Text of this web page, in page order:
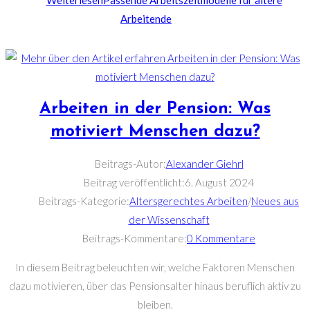
Arbeitende
Arbeiten in der Pension: Was
motiviert Menschen dazu?
Beitrags-Autor:Alexander Giehrl
Beitrag veröffentlicht:6. August 2024
Beitrags-Kategorie:Altersgerechtes Arbeiten/Neues aus
der Wissenschaft
Beitrags-Kommentare:0 Kommentare
In diesem Beitrag beleuchten wir, welche Faktoren Menschen
dazu motivieren, über das Pensionsalter hinaus beruflich aktiv zu
bleiben.